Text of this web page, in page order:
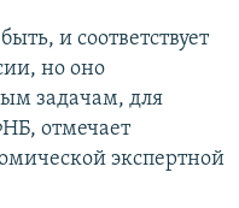
и соответствует
но оно
задачам, для
отмечает
экспертной